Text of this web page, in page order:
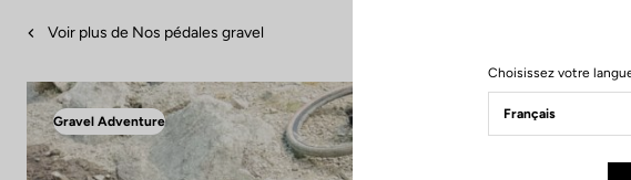
Voir plus de Nos pédales gravel
Gravel Adventure
Choisissez votre